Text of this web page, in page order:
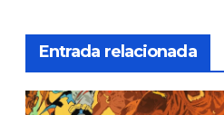
Entrada relacionada